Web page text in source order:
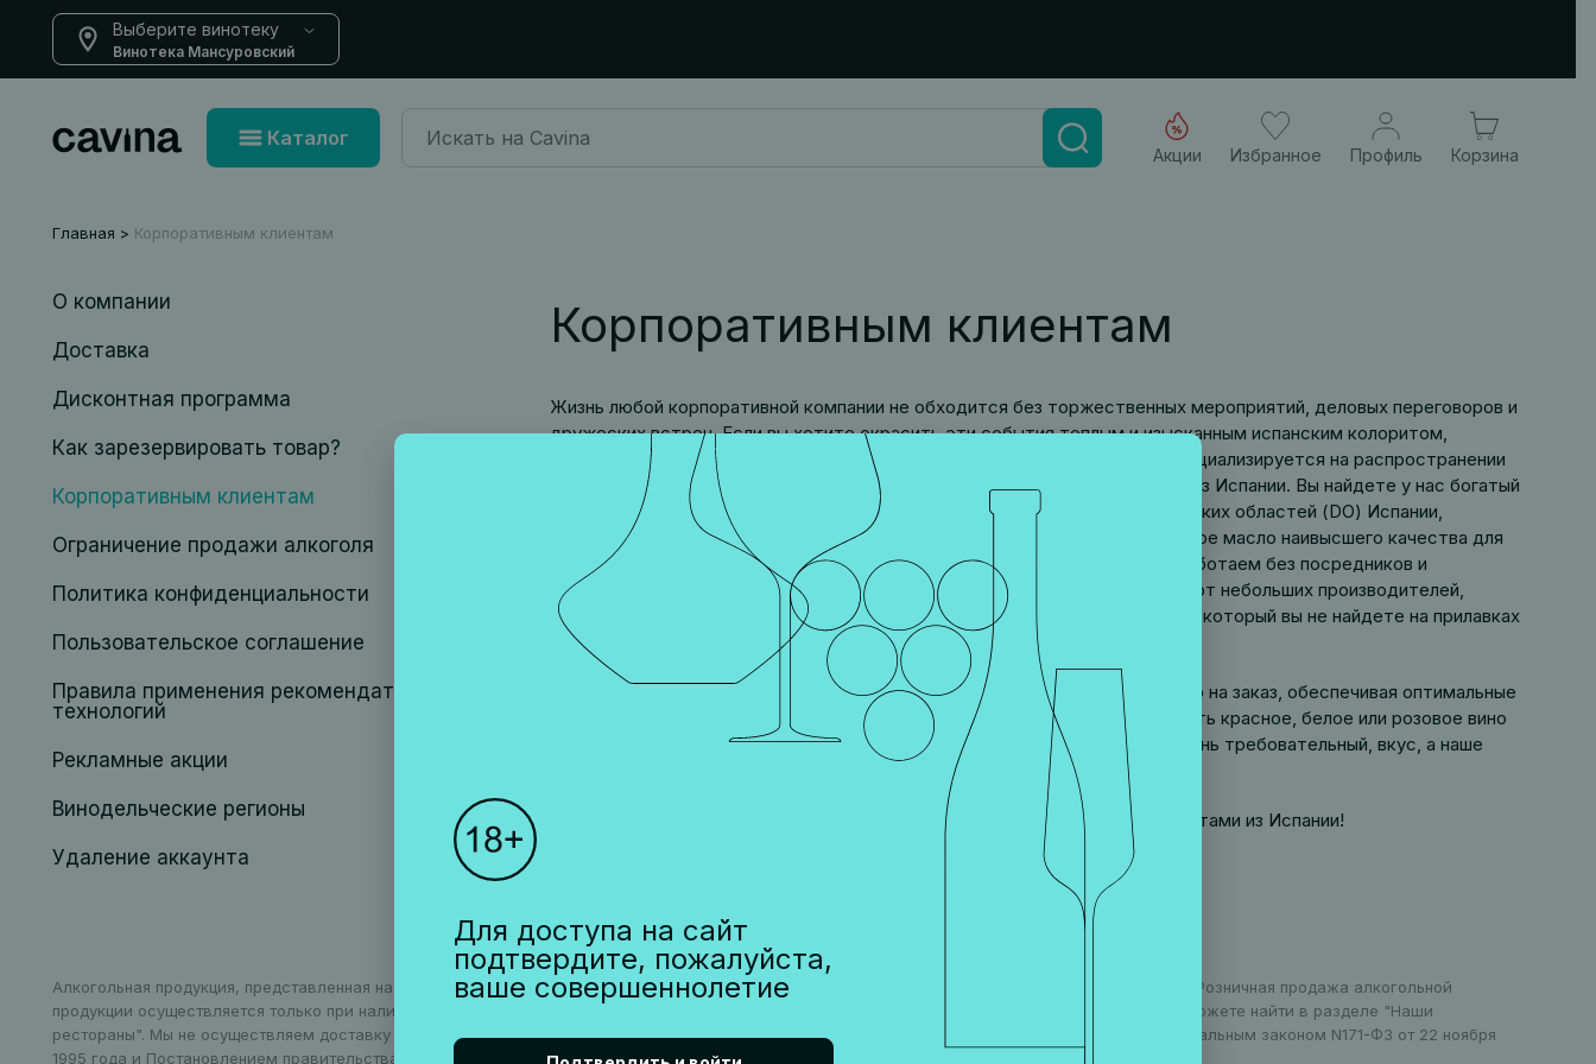
Выберите винотеку
Винотека Мансуровский
Каталог
Акции Избранное Профиль Корзина
Главная Корпоративным клиентам
О компании
Доставка
Дисконтная программа
Как зарезервировать товар?
Корпоративным клиентам
Ограничение продажи алкоголя
Политика конфиденциальности
Пользовательское соглашение
Правила применения рекомендательных
технологий
Рекламные акции
Винодельческие регионы
Удаление аккаунта
Корпоративным клиентам
Жизнь любой корпоративной компании не обходится без торжественных мероприятий, деловых переговоров и
дружеских встреч. Если вы хотите окрасить эти события теплым и изысканным испанским колоритом,
компания CAVINA станет вашим надежным партнером. Наша компания специализируется на распространении
на российском рынке высококачественной гастрономической продукции из Испании. Вы найдете у нас богатый
ассортимент изысканных испанских вин из самых знаменитых винодельческих областей (DO) Испании,
превосходное игристое вино (каву), отборные оливки и душистое оливковое масло наивысшего качества для
вашего меню. Особенность нашей компании заключается в том, что мы работаем без посредников и
поставляем продукцию исключительно из первых рук – непосредственно от небольших производителей,
причем предлагаем вам только такой товар, который мы отобрали сами, и который вы не найдете на прилавках
других магазинов.
Мы устраиваем дегустации и презентации и готовы поставлять продукцию на заказ, обеспечивая оптимальные
условия доставки и хранения нашей продукции. Мы поможем вам подобрать красное, белое или розовое вино
для вашего меню и найти самое изысканное сочетание на любой, даже очень требовательный, вкус, а наше
игристое вино просто незаменимо на праздничном столе.
Порадуйте ваших партнёров и коллег лучшими гастрономическими продуктами из Испании!
Алкогольная продукция, представленная на сайте, может быть приобретена только в пункте выдачи или в одном из наших ресторанов в Москве. Розничная продажа алкогольной
продукции осуществляется только при наличии соответствующей лицензии. Адреса торговых точек, время их работы и другую информацию вы можете найти в разделе "Наши
рестораны". Мы не осуществляем доставку алкогольной продукции. Запрет на дистанционную продажу алкогольной продукции установлен Федеральным законом N171-ФЗ от 22 ноября
1995 года и Постановлением правительства РФ N612 от 27 сентября 2007 года.
Для доступа на сайт
подтвердите, пожалуйста,
ваше совершеннолетие